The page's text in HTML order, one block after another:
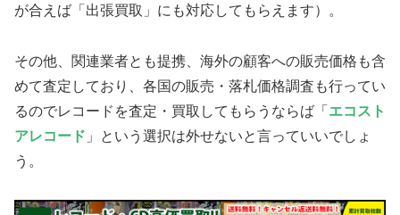
が合えば「出張買取」にも対応してもらえます）。
その他、関連業者とも提携、海外の顧客への販売価格も含
めて査定しており、各国の販売・落札価格調査も行ってい
るのでレコードを査定・買取してもらうならば「 エコスト
アレコード 」という選択は外せないと言っていいでしょ
う。